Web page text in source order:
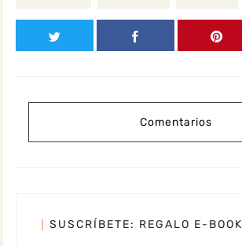
Comentarios
SUSCRÍBETE: REGALO E-BOOK